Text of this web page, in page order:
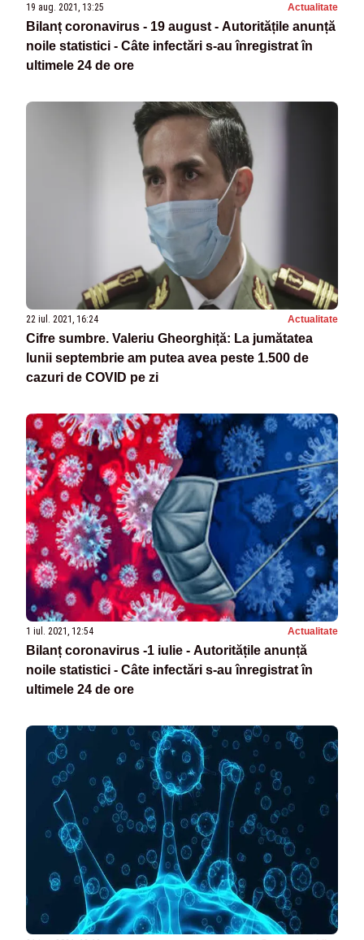
19 aug. 2021, 13:25 Actualitate
Bilanț coronavirus - 19 august - Autoritățile anunță
noile statistici - Câte infectări s-au înregistrat în
ultimele 24 de ore
22 iul. 2021, 16:24 Actualitate
Cifre sumbre. Valeriu Gheorghiță: La jumătatea
lunii septembrie am putea avea peste 1.500 de
cazuri de COVID pe zi
1 iul. 2021, 12:54 Actualitate
Bilanț coronavirus -1 iulie - Autoritățile anunță
noile statistici - Câte infectări s-au înregistrat în
ultimele 24 de ore